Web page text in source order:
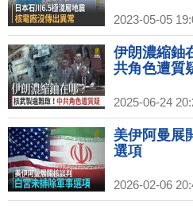
2023-05-05
伊朗濃縮鈾
共角色遭質
2025-06-24
美伊阿曼展
選項
2026-02-06